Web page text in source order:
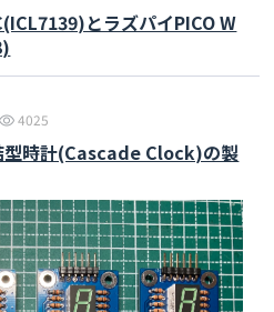
とラズパイPICO W
4025
型時計(Cascade Clock)の製